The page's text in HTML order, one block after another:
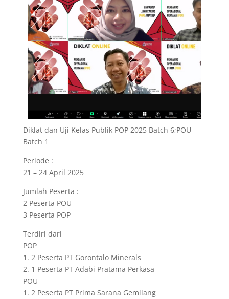
Diklat dan Uji Kelas Publik POP 2025 Batch 6;POU
Batch 1
Periode :
21 – 24 April 2025
Jumlah Peserta :
2 Peserta POU
3 Peserta POP
Terdiri dari
POP
1. 2 Peserta PT Gorontalo Minerals
2. 1 Peserta PT Adabi Pratama Perkasa
POU
1. 2 Peserta PT Prima Sarana Gemilang